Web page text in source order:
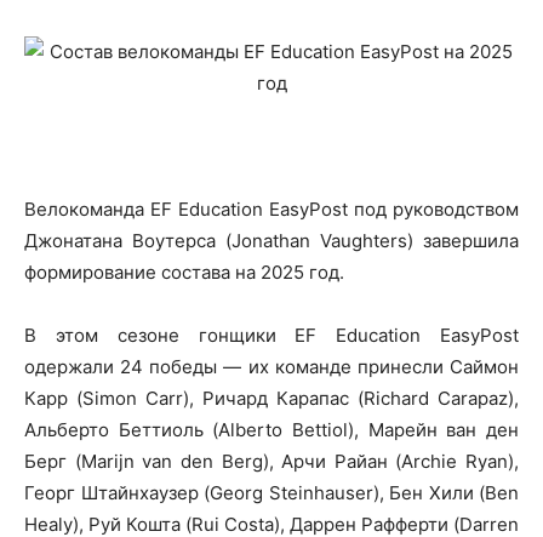
Велокоманда EF Education EasyPost под руководством
Джонатана Воутерса (Jonathan Vaughters) завершила
формирование состава на 2025 год.
В этом сезоне гонщики EF Education EasyPost
одержали 24 победы — их команде принесли Саймон
Карр (Simon Carr), Ричард Карапас (Richard Carapaz),
Альберто Беттиоль (Alberto Bettiol), Марейн ван ден
Берг (Marijn van den Berg), Арчи Райан (Archie Ryan),
Георг Штайнхаузер (Georg Steinhauser), Бен Хили (Ben
Healy), Руй Кошта (Rui Costa), Даррен Рафферти (Darren